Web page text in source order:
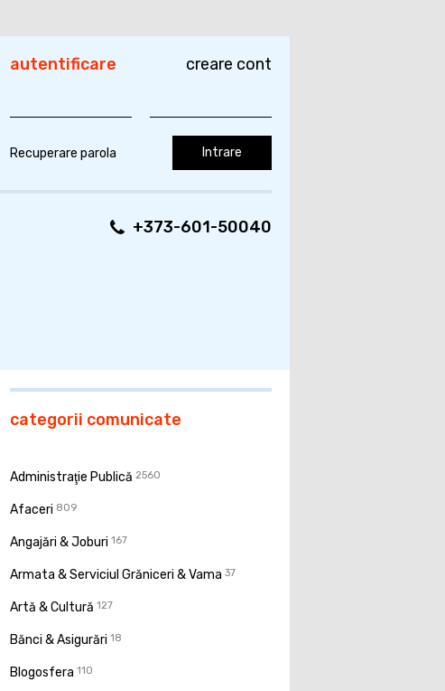
+373-601-50040
autentificare creare cont
Recuperare parola
categorii comunicate
Administraţie Publică 2560
Afaceri 809
Angajări & Joburi 167
Armata & Serviciul Grăniceri & Vama 37
Artă & Cultură 127
Bănci & Asigurări 18
Blogosfera 110